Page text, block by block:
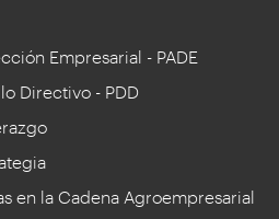
Empresarial - PADE
Directivo - PDD
en la Cadena Agroempresarial